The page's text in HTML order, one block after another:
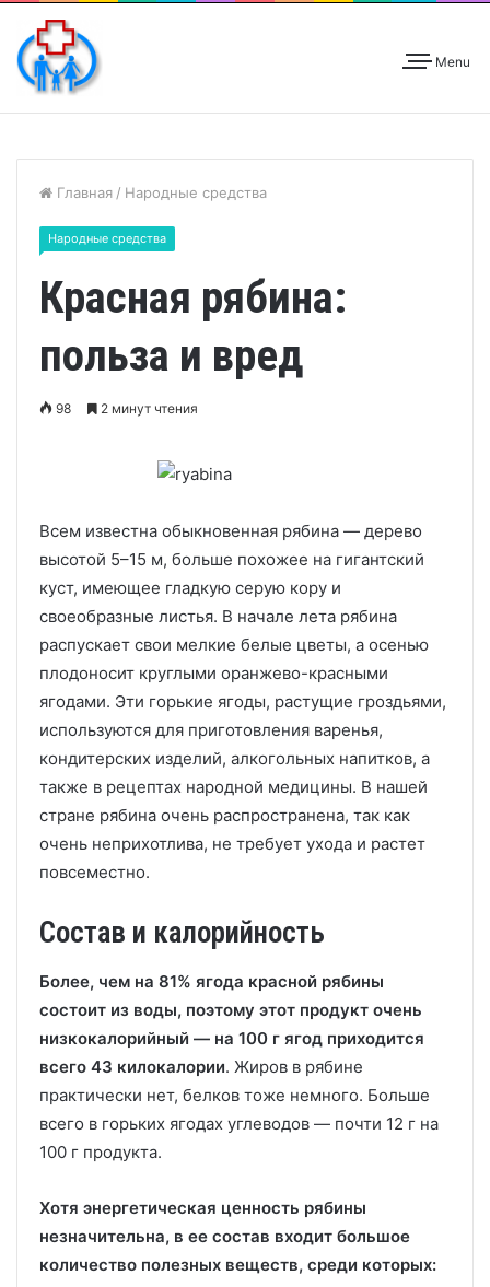
Menu
Главная / Народные средства
Народные средства
Красная рябина:
польза и вред
98 2 минут чтения
Всем известна обыкновенная рябина — дерево
высотой 5–15 м, больше похожее на гигантский
куст, имеющее гладкую серую кору и
своеобразные листья. В начале лета рябина
распускает свои мелкие белые цветы, а осенью
плодоносит круглыми оранжево-красными
ягодами. Эти горькие ягоды, растущие гроздьями,
используются для приготовления варенья,
кондитерских изделий, алкогольных напитков, а
также в рецептах народной медицины. В нашей
стране рябина очень распространена, так как
очень неприхотлива, не требует ухода и растет
повсеместно.
Состав и калорийность
Более, чем на 81% ягода красной рябины
состоит из воды, поэтому этот продукт очень
низкокалорийный — на 100 г ягод приходится
всего 43 килокалории. Жиров в рябине
практически нет, белков тоже немного. Больше
всего в горьких ягодах углеводов — почти 12 г на
100 г продукта.
Хотя энергетическая ценность рябины
незначительна, в ее состав входит большое
количество полезных веществ, среди которых: